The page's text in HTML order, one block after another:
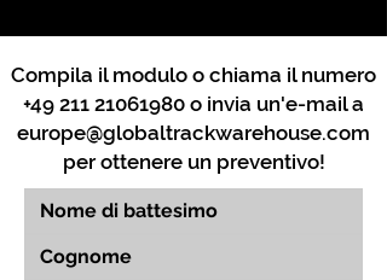
Compila il modulo o chiama il numero
+49 211 21061980 o invia un'e-mail a
europe@globaltrackwarehouse.com
per ottenere un preventivo!